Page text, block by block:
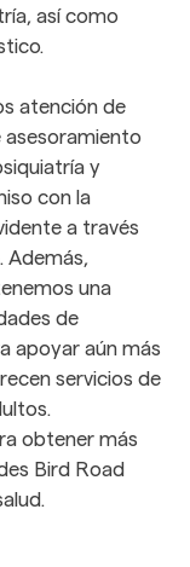
así como
atención de
asesoramiento
y
con la
a través
Además,
una
de
apoyar aún más
servicios de
obtener más
Bird Road